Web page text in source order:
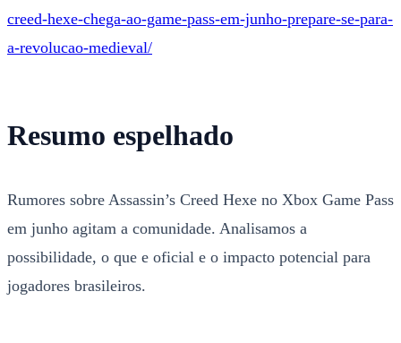
creed-hexe-chega-ao-game-pass-em-junho-prepare-se-para-
a-revolucao-medieval/
Resumo espelhado
Rumores sobre Assassin’s Creed Hexe no Xbox Game Pass
em junho agitam a comunidade. Analisamos a
possibilidade, o que e oficial e o impacto potencial para
jogadores brasileiros.